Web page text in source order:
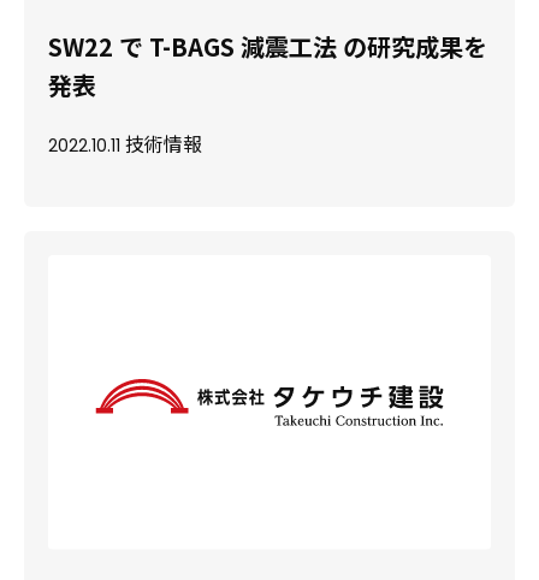
SW22 で T-BAGS 減震工法 の研究成果を
発表
2022.10.11 技術情報